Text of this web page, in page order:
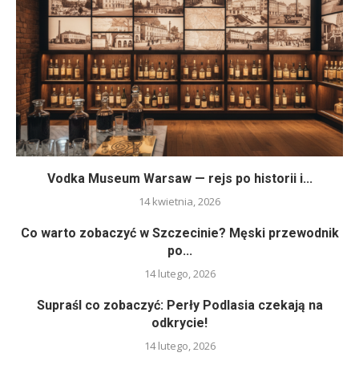
Vodka Museum Warsaw — rejs po historii i...
14 kwietnia, 2026
Co warto zobaczyć w Szczecinie? Męski przewodnik
po...
14 lutego, 2026
Supraśl co zobaczyć: Perły Podlasia czekają na
odkrycie!
14 lutego, 2026